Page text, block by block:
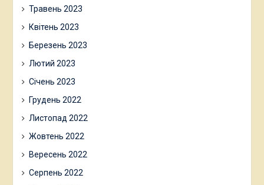
Травень 2023
Квітень 2023
Березень 2023
Лютий 2023
Січень 2023
Грудень 2022
Листопад 2022
Жовтень 2022
Вересень 2022
Серпень 2022